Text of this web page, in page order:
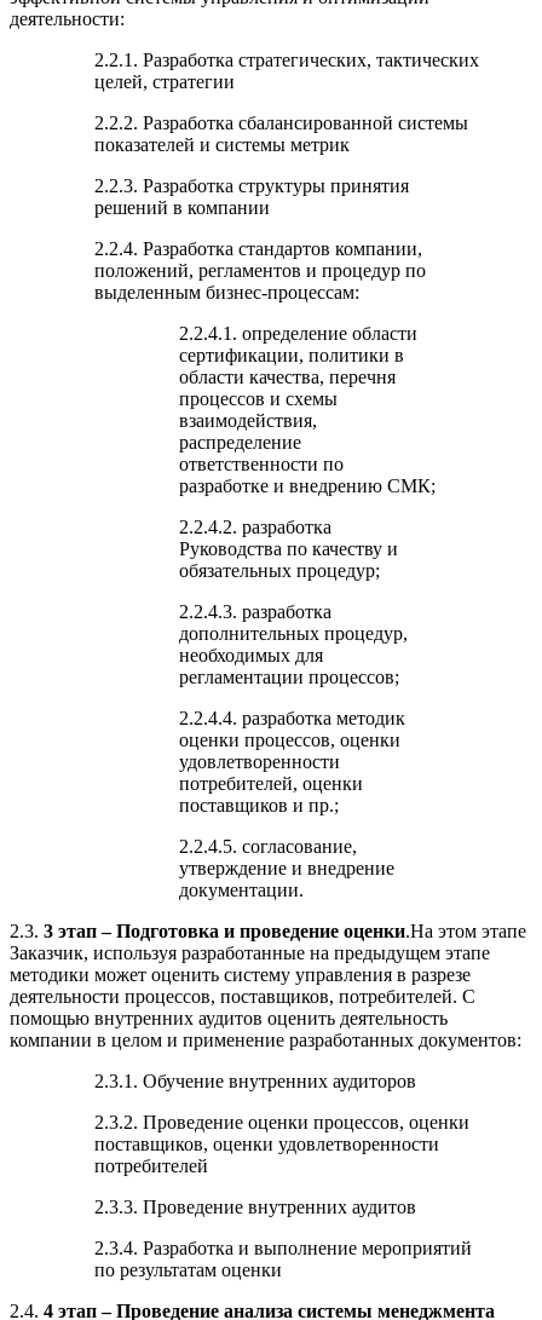
деятельности:
2.2.1. Разработка стратегических, тактических
целей, стратегии
2.2.2. Разработка сбалансированной системы
показателей и системы метрик
2.2.3. Разработка структуры принятия
решений в компании
2.2.4. Разработка стандартов компании,
положений, регламентов и процедур по
выделенным бизнес-процессам:
2.2.4.1. определение области
сертификации, политики в
области качества, перечня
процессов и схемы
взаимодействия,
распределение
ответственности по
разработке и внедрению СМК;
2.2.4.2. разработка
Руководства по качеству и
обязательных процедур;
2.2.4.3. разработка
дополнительных процедур,
необходимых для
регламентации процессов;
2.2.4.4. разработка методик
оценки процессов, оценки
удовлетворенности
потребителей, оценки
поставщиков и пр.;
2.2.4.5. согласование,
утверждение и внедрение
документации.
2.3. 3 этап – Подготовка и проведение оценки.На этом этапе
Заказчик, используя разработанные на предыдущем этапе
методики может оценить систему управления в разрезе
деятельности процессов, поставщиков, потребителей. С
помощью внутренних аудитов оценить деятельность
компании в целом и применение разработанных документов:
2.3.1. Обучение внутренних аудиторов
2.3.2. Проведение оценки процессов, оценки
поставщиков, оценки удовлетворенности
потребителей
2.3.3. Проведение внутренних аудитов
2.3.4. Разработка и выполнение мероприятий
по результатам оценки
2.4. 4 этап – Проведение анализа системы менеджмента